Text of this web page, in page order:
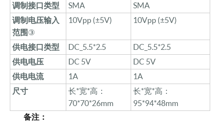
调制接口类型 SMA
SMA
调制电压输入
范围③
10Vpp (±5V) 10Vpp (±5V)
供电接口类型 DC_5.5*2.5
DC_5.5*2.5
供电电压
DC 5V
DC 5V
供电电流
1A
1A
尺寸
长*宽*高：
70*70*26mm
长*宽*高：
95*94*48mm
备注：